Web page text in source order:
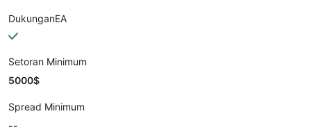
DukunganEA
Setoran Minimum
5000$
Spread Minimum
--